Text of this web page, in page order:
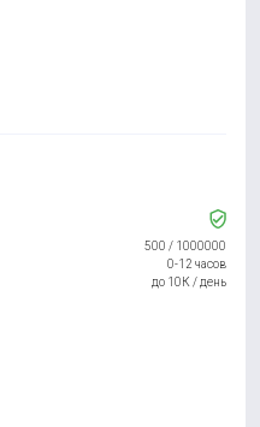
500 / 1000000
0-12 часов
до 10К / день